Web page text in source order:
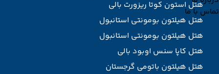
تماس با ما
هتل استون کوتا ریزورت بالی
هتل هیلتون بومونتی استانبول
هتل هیلتون بومونتی استانبول
هتل کاپا سنس اوبود بالی
هتل هیلتون باتومی گرجستان